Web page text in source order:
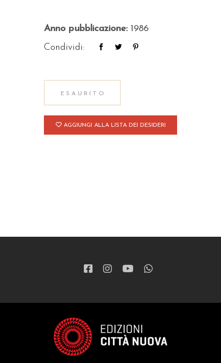
Anno pubblicazione: 1986
Condividi:
ESAURITO
AGGIUNGI ALLA LISTA DEI DESIDERI